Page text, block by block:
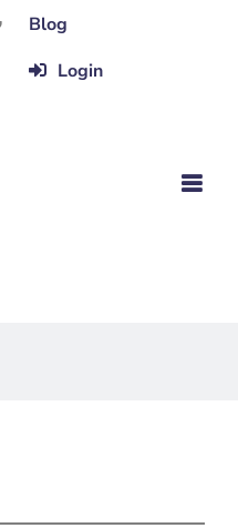
Blog
Login